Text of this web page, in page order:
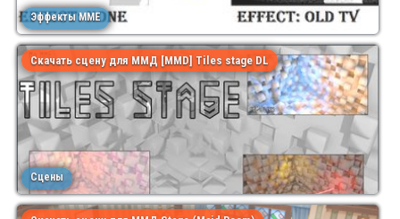
Эффекты MME
Скачать сцену для ММД [MMD] Tiles stage DL
Сцены